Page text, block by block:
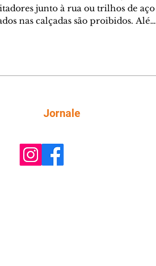
junto à rua ou trilhos de aço
nas calçadas são proibidos. Além
que está intensificando a
sobre as calçadas, o que inclui
Jornale